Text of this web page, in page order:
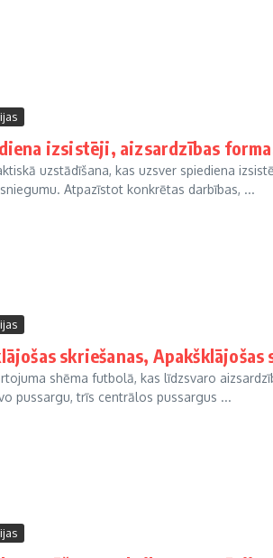
izsistēji, aizsardzības
uzstādīšana, kas uzsver spiediena
Atpazīstot konkrētas darbības, ...
skriešanas,
shēma futbolā, kas līdzsvaro
pussargu, trīs centrālos pussargus ...